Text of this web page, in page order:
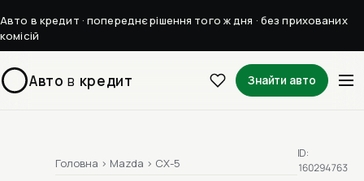
Авто в кредит · попереднє рішення того ж дня · без прихованих
комісій
Авто в кредит Знайти авто
Головна › Mazda › CX-5
ID:
160294763